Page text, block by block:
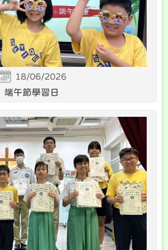
18/06/2026
端午節學習日